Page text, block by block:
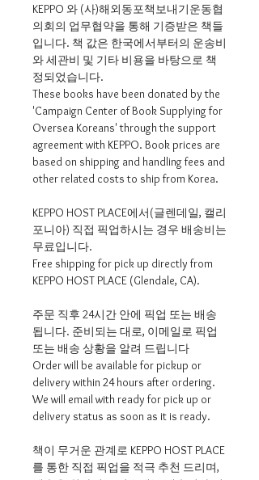
KEPPO 와 (사)해외동포책보내기운동협
의회의 업무협약을 통해 기증받은 책들
입니다. 책 값은 한국에서부터의 운송비
와 세관비 및 기타 비용을 바탕으로 책
정되었습니다.
These books have been donated by the
'Campaign Center of Book Supplying for
Oversea Koreans' through the support
agreement with KEPPO. Book prices are
based on shipping and handling fees and
other related costs to ship from Korea.
KEPPO HOST PLACE에서(글렌데일, 캘리
포니아) 직접 픽업하시는 경우 배송비는
무료입니다.
Free shipping for pick up directly from
KEPPO HOST PLACE (Glendale, CA).
주문 직후 24시간 안에 픽업 또는 배송
됩니다. 준비되는 대로, 이메일로 픽업
또는 배송 상황을 알려 드립니다
Order will be available for pickup or
delivery within 24 hours after ordering.
We will email with ready for pick up or
delivery status as soon as it is ready.
책이 무거운 관계로 KEPPO HOST PLACE
를 통한 직접 픽업을 적극 추천 드리며,